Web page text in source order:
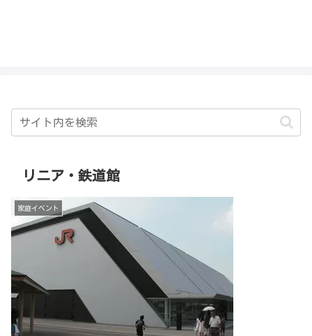
リニア・鉄道館
家庭イベント